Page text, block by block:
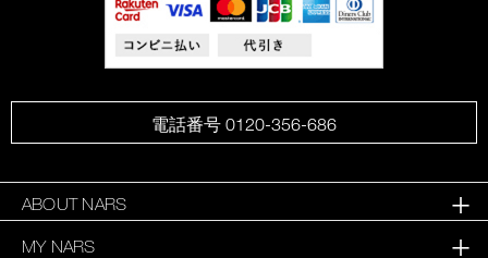
電話番号 0120-356-686
ABOUT NARS
MY NARS